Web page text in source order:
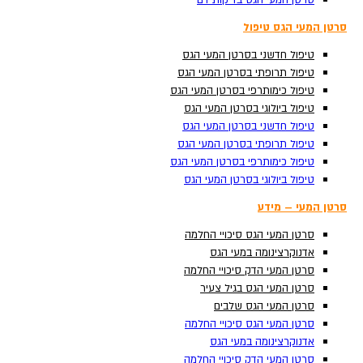
סרטן המעי הגס טיפול
טיפול חדשני בסרטן המעי הגס
טיפול תרופתי בסרטן המעי הגס
טיפול כימותרפי בסרטן המעי הגס
טיפול ביולוגי בסרטן המעי הגס
טיפול חדשני בסרטן המעי הגס
טיפול תרופתי בסרטן המעי הגס
טיפול כימותרפי בסרטן המעי הגס
טיפול ביולוגי בסרטן המעי הגס
סרטן המעי – מידע
סרטן המעי הגס סיכויי החלמה
אדנוקרצינומה במעי הגס
סרטן המעי הדק סיכויי החלמה
סרטן המעי הגס בגיל צעיר
סרטן המעי הגס שלבים
סרטן המעי הגס סיכויי החלמה
אדנוקרצינומה במעי הגס
סרטן המעי הדק סיכויי החלמה
Search ...
סרטן המעי הגס טיפול
טיפול חדשני בסרטן המעי הגס
טיפול תרופתי בסרטן המעי הגס
טיפול כימותרפי בסרטן המעי הגס
טיפול ביולוגי בסרטן המעי הגס
טיפול חדשני בסרטן המעי הגס
טיפול תרופתי בסרטן המעי הגס
טיפול כימותרפי בסרטן המעי הגס
טיפול ביולוגי בסרטן המעי הגס
סרטן המעי – מידע
סרטן המעי הגס סיכויי החלמה
אדנוקרצינומה במעי הגס
סרטן המעי הדק סיכויי החלמה
סרטן המעי הגס בגיל צעיר
סרטן המעי הגס שלבים
סרטן המעי הגס סיכויי החלמה
אדנוקרצינומה במעי הגס
סרטן המעי הדק סיכויי החלמה